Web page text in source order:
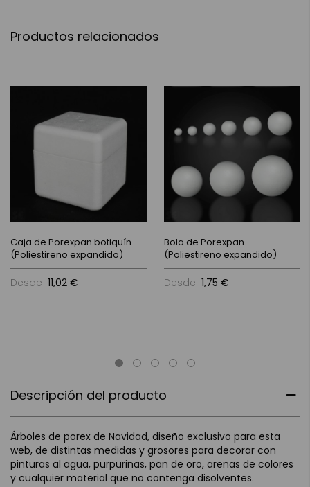
Descripción del producto
Árboles de porex de Navidad, diseño exclusivo para esta
web, de distintas medidas y grosores para decorar con
pinturas al agua, purpurinas, pan de oro, arenas de colores
y cualquier material que no contenga disolventes.
Productos relacionados
Caja de Porexpan botiquín
(Poliestireno expandido)
Desde 11,02 €
Bola de Porexpan
(Poliestireno expandido)
Desde 1,75 €